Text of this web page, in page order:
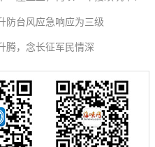
界情怀与大国气派
防台风应急响应为三级
腾，念长征军民情深